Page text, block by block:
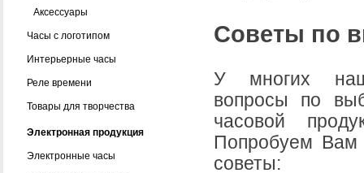
Аксессуары
Часы с логотипом
Интерьерные часы
Реле времени
Товары для творчества
Электронная продукция
Электронные часы
Советы по
У многих
вопросы по
часовой
Попробуем Вам
советы: